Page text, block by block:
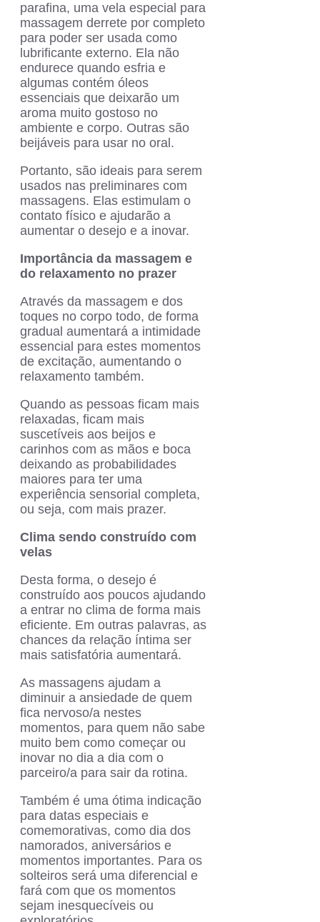
parafina, uma vela especial para
massagem derrete por completo
para poder ser usada como
lubrificante externo. Ela não
endurece quando esfria e
algumas contém óleos
essenciais que deixarão um
aroma muito gostoso no
ambiente e corpo. Outras são
beijáveis para usar no oral.
Portanto, são ideais para serem
usados nas preliminares com
massagens. Elas estimulam o
contato físico e ajudarão a
aumentar o desejo e a inovar.
Importância da massagem e
do relaxamento no prazer
Através da massagem e dos
toques no corpo todo, de forma
gradual aumentará a intimidade
essencial para estes momentos
de excitação, aumentando o
relaxamento também.
Quando as pessoas ficam mais
relaxadas, ficam mais
suscetíveis aos beijos e
carinhos com as mãos e boca
deixando as probabilidades
maiores para ter uma
experiência sensorial completa,
ou seja, com mais prazer.
Clima sendo construído com
velas
Desta forma, o desejo é
construído aos poucos ajudando
a entrar no clima de forma mais
eficiente. Em outras palavras, as
chances da relação íntima ser
mais satisfatória aumentará.
As massagens ajudam a
diminuir a ansiedade de quem
fica nervoso/a nestes
momentos, para quem não sabe
muito bem como começar ou
inovar no dia a dia com o
parceiro/a para sair da rotina.
Também é uma ótima indicação
para datas especiais e
comemorativas, como dia dos
namorados, aniversários e
momentos importantes. Para os
solteiros será uma diferencial e
fará com que os momentos
sejam inesquecíveis ou